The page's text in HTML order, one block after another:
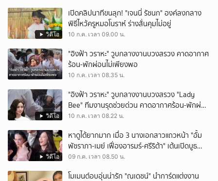
วิดีโอ
เปิดคลิปนาทีขนลุก! "เจนนี่ รัชนก" องค์ลงกลาง
พิธีไหว้ครูหมอโนราห์ ร่างสั่นคุมไม่อยู่
10 ก.ค. เวลา 09.00 น.
"อิงฟ้า วราหะ" วูบกลางงานบวงสรวง คาดอากาศ
ร้อน-พักผ่อนไม่เพียงพอ
10 ก.ค. เวลา 08.35 น.
วิดีโอ
"อิงฟ้า วราหะ" วูบกลางงานบวงสรวง "Lady
Bee" ทีมงานรุดช่วยด่วน คาดอากาศร้อน-พักผ่อน
ไม่เพียงพอ
10 ก.ค. เวลา 08.22 น.
วิดีโอ
หาดูได้ยากมาก เมื่อ 3 นางเอกสาวแถวหน้า "อั้ม
พัชราภา-เมย์ เฟื่องอารมร์-ศรีริต้า" เต้นเปิดบูธ
กลางห้าง ในงานเปิดตลาด Aum Aum จนชาวเน็ต
09 ก.ค. เวลา 08.50 น.
โมเมนต์อบอุ่นน่ารัก "ณเดชน์" นำการ์ดแต่งงาน